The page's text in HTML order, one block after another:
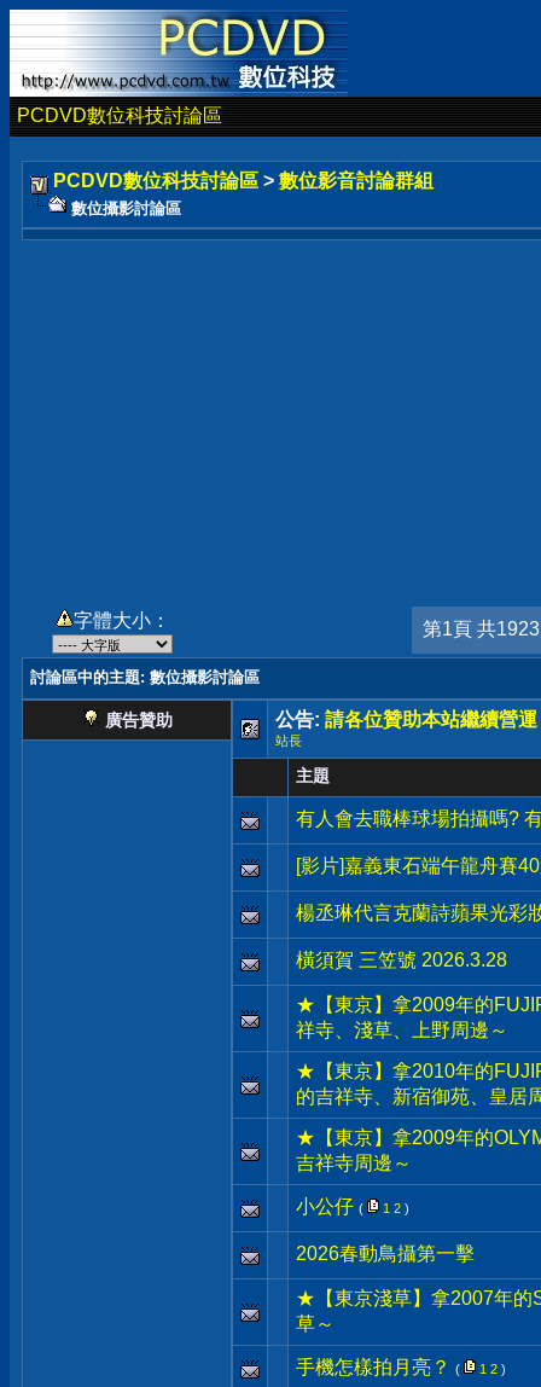
PCDVD數位科技討論區
PCDVD數位科技討論區 > 數位影音討論群組
數位攝影討論區
字體大小： 第1頁 共
討論區中的主題: 數位攝影討論區
廣告贊助 公告: 請各位贊助本站繼續營運
站長
主題
有人會去職棒球場拍攝嗎?
[影片]嘉義東石端午龍舟賽
楊丞琳代言克蘭詩蘋果光彩
橫須賀 三笠號 2026.3.28
★【東京】拿2009年的
祥寺、淺草、上野周邊～
★【東京】拿2010年的
的吉祥寺、新宿御苑、皇居
★【東京】拿2009年的
吉祥寺周邊～
小公仔 ( 1 2 )
2026春動鳥攝第一擊
★【東京淺草】拿2007年的
草～
手機怎樣拍月亮？ ( 1 2 )